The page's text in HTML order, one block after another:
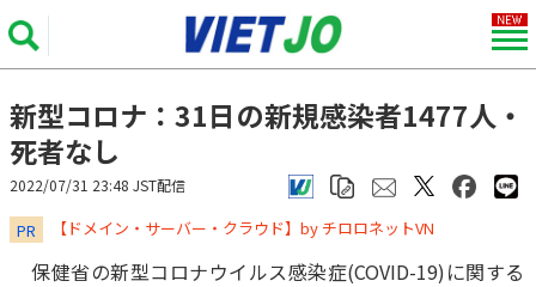
新型コロナ：31日の新規感染者1477人・
死者なし
2022/07/31 23:48 JST配信
PR ​​​​​​​【ドメイン・サーバー・クラウド】by チロロネットVN
保健省の新型コロナウイルス感染症(COVID-19)に関する